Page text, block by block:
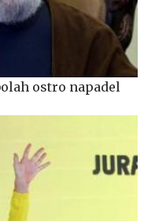
ostro napadel